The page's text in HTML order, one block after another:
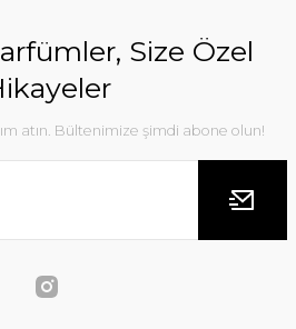
Size Özel
atın. Bültenimize şimdi abone olun!